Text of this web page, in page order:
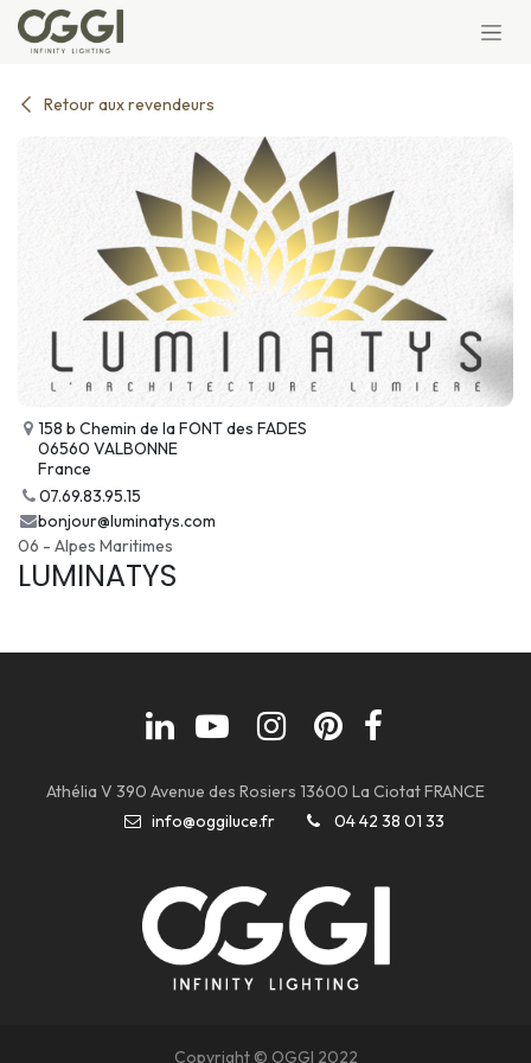
Se rendre au contenu
Retour aux revendeurs
158 b Chemin de la FONT des FADES
06560 VALBONNE
France
07.69.83.95.15
bonjour@luminatys.com
06 - Alpes Maritimes
LUMINATYS
Athélia V 390 Avenue des Rosiers 13600 La Ciotat FRANCE
info@oggiluce.fr
04 42 38 01 33
Copyright © OGGI 2022